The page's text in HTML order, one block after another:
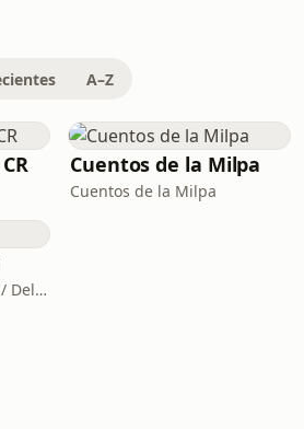
A–Z
Cuentos de la Milpa
Cuentos de la Milpa
Próxima Comunicación / Delfino.CR